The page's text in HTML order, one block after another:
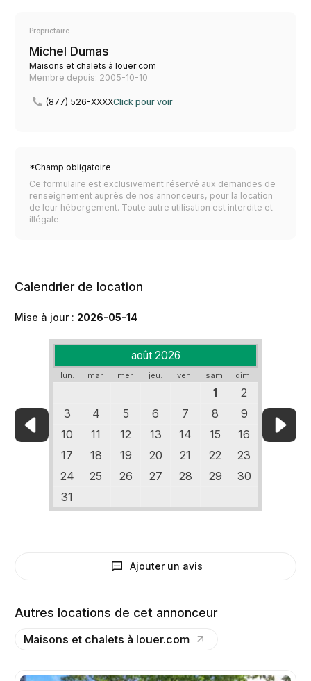
Propriétaire
Michel Dumas
Maisons et chalets à louer.com
Membre depuis: 2005-10-10
(877) 526-XXXXClick pour voir
*Champ obligatoire
Ce formulaire est exclusivement réservé aux demandes de
renseignement auprès de nos annonceurs, pour la location
de leur hébergement. Toute autre utilisation est interdite et
illégale.
Calendrier de location
Mise à jour : 2026-05-14
août 2026
lun. mar. mer. jeu. ven. sam. dim.
1
2
3
4 5 6 7 8
9
10
11 12 13 14 15
16
17
18 19 20 21 22
23
24
25 26 27 28 29
30
31
Ajouter un avis
Autres locations de cet annonceur
Maisons et chalets à louer.com